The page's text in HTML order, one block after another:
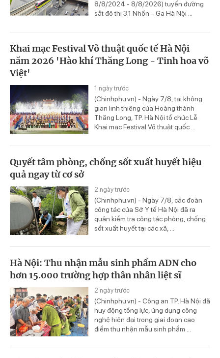
8/8/2024 - 8/8/2026) tuyến đường
sắt đô thị 3.1 Nhổn – Ga Hà Nội ...
Khai mạc Festival Võ thuật quốc tế Hà Nội
năm 2026 'Hào khí Thăng Long - Tinh hoa võ
Việt'
1 ngày trước
(Chinhphu.vn) - Ngày 7/8, tại không
gian linh thiêng của Hoàng thành
Thăng Long, TP. Hà Nội tổ chức Lễ
Khai mạc Festival Võ thuật quốc ...
Quyết tâm phòng, chống sốt xuất huyết hiệu
quả ngay từ cơ sở
2 ngày trước
(Chinhphu.vn) - Ngày 7/8, các đoàn
công tác của Sở Y tế Hà Nội đã ra
quân kiểm tra công tác phòng, chống
sốt xuất huyết tại các xã, ...
Hà Nội: Thu nhận mẫu sinh phẩm ADN cho
hơn 15.000 trường hợp thân nhân liệt sĩ
2 ngày trước
(Chinhphu.vn) - Công an TP. Hà Nội đã
huy động tổng lực, ứng dụng công
nghệ hiện đại trong giai đoạn cao
điểm thu nhận mẫu sinh phẩm ...